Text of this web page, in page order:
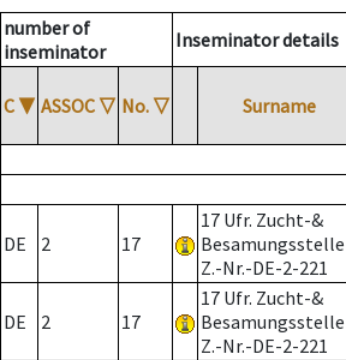
number of
inseminator
Inseminator details
C ▼ ASSOC ▽ No. ▽ Surname
DE 2 17
17 Ufr. Zucht-&
Besamungsstelle
Z.-Nr.-DE-2-221
DE 2 17
17 Ufr. Zucht-&
Besamungsstelle
Z.-Nr.-DE-2-221